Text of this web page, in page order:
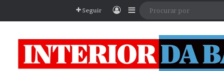
Seguir EntrarBarra Lateral